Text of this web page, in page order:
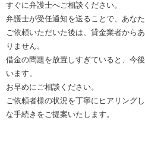
すぐに弁護士へご相談ください。
弁護士が受任通知を送ることで、あな
ご依頼いただいた後は、貸金業者から
りません。
借金の問題を放置しすぎていると、今
います。
お早めにご相談ください。
ご依頼者様の状況を丁寧にヒアリング
な手続きをご提案いたします。